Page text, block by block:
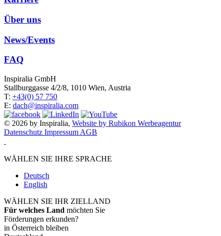
Über uns
News/Events
FAQ
Inspiralia GmbH
Stallburggasse 4/2/8, 1010 Wien, Austria
T: +43(0) 57 750
E: dach@inspiralia.com
© 2026 by Inspiralia, Website by Rubikon Werbeagentur
Datenschutz Impressum AGB
WÄHLEN SIE IHRE SPRACHE
Deutsch
English
WÄHLEN SIE IHR ZIELLAND
Für welches Land möchten Sie
Förderungen erkunden?
in Österreich bleiben